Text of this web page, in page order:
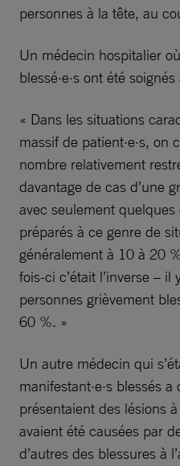
personnes à la tête, au
Un médecin hospitalier
blessé·e·s ont été
« Dans les situations
massif de patient·e·s, on
nombre relativement
davantage de cas d’une
avec seulement
préparés à ce genre de
généralement à 10 à 20
fois-ci c’était l’inverse –
personnes grièvement
60 %. »
Un autre médecin qui
manifestant·e·s blessés
présentaient des lésions
avaient été causées par
d’autres des blessures à